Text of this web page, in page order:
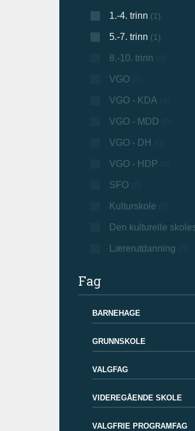
1.-4. trinn (1)
5.-7. trinn (1)
8.-10. trinn
VGO(0)
VGO - KDA
VGO - MDD
VGO - DH
VGO - HDP
SFO(0)
Kulturskole
Den kulturelle
Lærerutdanning
Fag
BARNEHAGE
GRUNNSKOLE
VALGFAG
VIDEREGÅENDE SKOLE
VALGFRIE PROGRAMFAG